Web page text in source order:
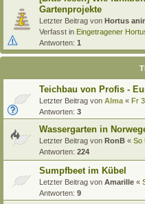
Gartenprojekte
Letzter Beitrag von Hortus
Verfasst in Eingetragener
Antworten: 1
Teichbau von Profis -
Letzter Beitrag von Alma « Fr
Antworten: 3
Wassergarten in
Letzter Beitrag von RonB « So
Antworten: 224
Sumpfbeet im Kübel
Letzter Beitrag von Amarille «
Antworten: 9